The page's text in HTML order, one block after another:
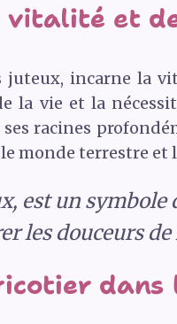
vitalité et
juteux, incarne la
la vie et la
racines
monde terrestre et
est un
les douceurs de
dans